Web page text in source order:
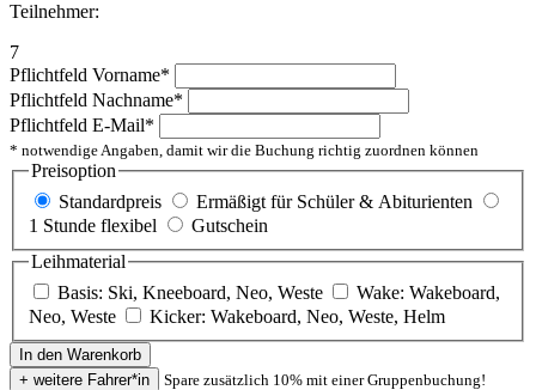
Teilnehmer:
7
Pflichtfeld Vorname*
Pflichtfeld Nachname*
Pflichtfeld E-Mail*
* notwendige Angaben, damit wir die Buchung richtig zuordnen können
Preisoption
Standardpreis
Ermäßigt für Schüler & Abiturienten
1 Stunde flexibel
Gutschein
Leihmaterial
Basis: Ski, Kneeboard, Neo, Weste
Wake: Wakeboard,
Neo, Weste
Kicker: Wakeboard, Neo, Weste, Helm
Spare zusätzlich 10% mit einer Gruppenbuchung!